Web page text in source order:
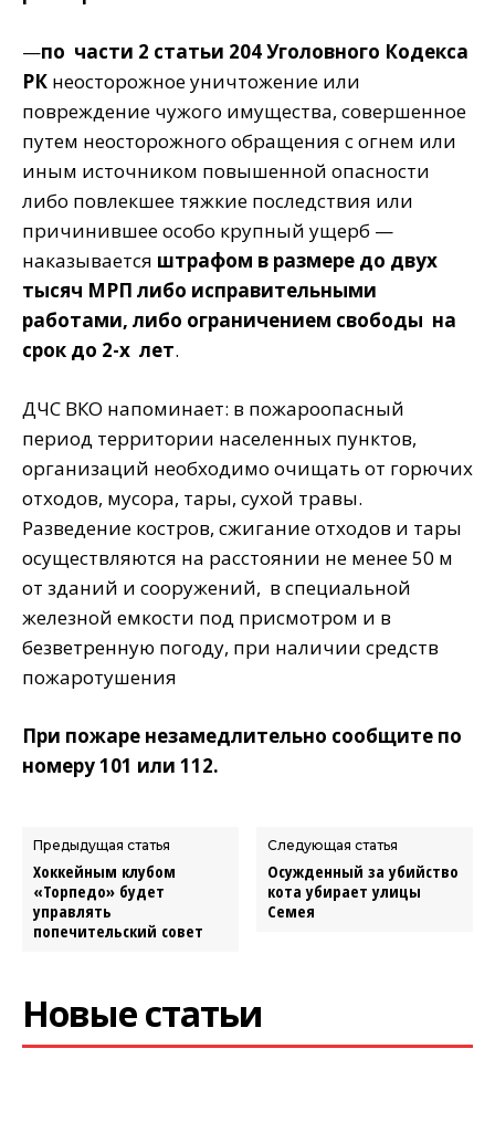
—по части 2 статьи 204 Уголовного Кодекса
РК неосторожное уничтожение или
повреждение чужого имущества, совершенное
путем неосторожного обращения с огнем или
иным источником повышенной опасности
либо повлекшее тяжкие последствия или
причинившее особо крупный ущерб —
наказывается штрафом в размере до двух
тысяч МРП либо исправительными
работами, либо ограничением свободы на
срок до 2-х лет.
ДЧС ВКО напоминает: в пожароопасный
период территории населенных пунктов,
организаций необходимо очищать от горючих
отходов, мусора, тары, сухой травы.
Разведение костров, сжигание отходов и тары
осуществляются на расстоянии не менее 50 м
от зданий и сооружений, в специальной
железной емкости под присмотром и в
безветренную погоду, при наличии средств
пожаротушения
При пожаре незамедлительно сообщите по
номеру 101 или 112.
Предыдущая статья
Хоккейным клубом
«Торпедо» будет
управлять
попечительский совет
Следующая статья
Осужденный за убийство
кота убирает улицы
Семея
Новые статьи